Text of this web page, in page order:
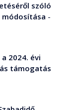
szóló
módosítása -
2024. évi
támogatás